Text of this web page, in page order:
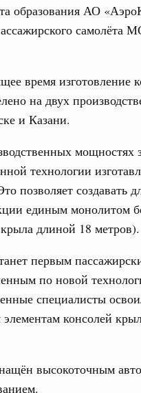
образования АО
самолёта
время изготовление
на двух
и Казани.
технологии
позволяет создавать
единым монолитом
длиной 18 метров).
первым
по новой
специалисты
консолей
высокоточным
кооперации в
и администрирования,
продовольственной
союз.
участие во
с главами
Евразийского
совета
промышленной политики
заседание
в сфере строительства
130
построено под